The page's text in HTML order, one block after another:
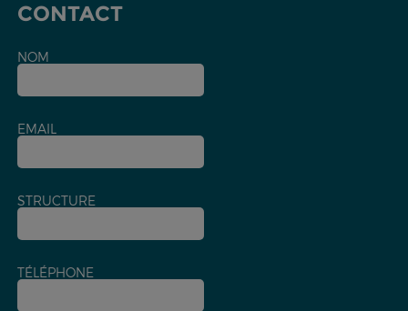
CONTACT
NOM
EMAIL
STRUCTURE
TÉLÉPHONE